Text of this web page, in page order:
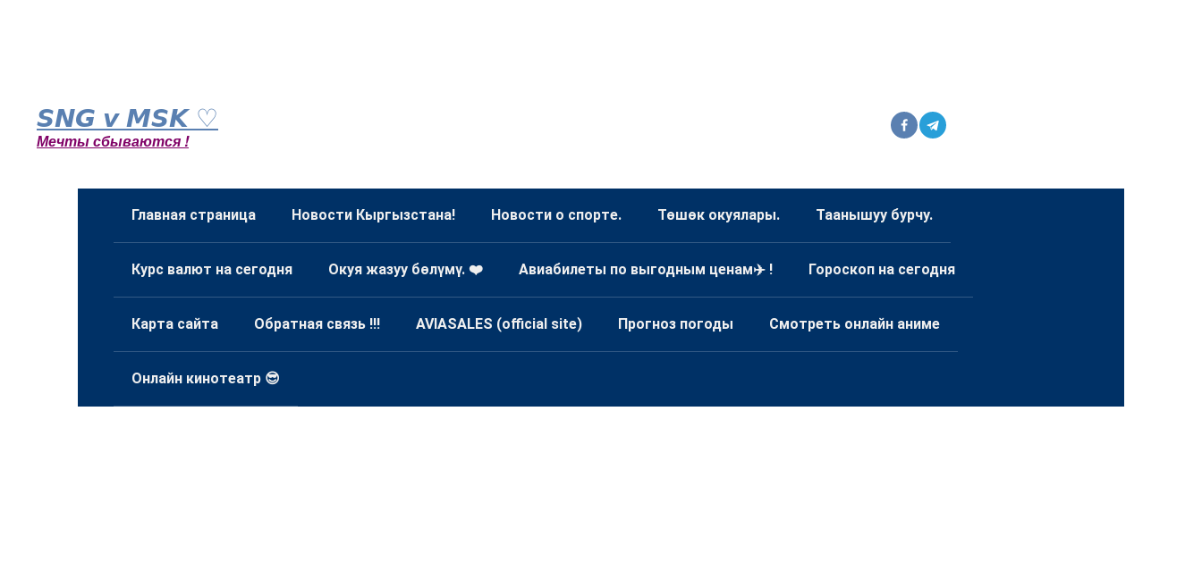
контенту𝙎𝙉𝙂 𝙫 𝙈𝙎𝙆 ♡
Мечты сбываются !
Главная страница Новости Кыргызстана! Новости о спорте. Төшөк окуялары. Таанышуу бурчу.
Курс валют на сегодня Окуя жазуу бөлүмү. ❤️ Авиабилеты по выгодным ценам✈️ ! Гороскоп на сегодня
Карта сайта Обратная связь !!! AVIASALES (official site) Прогноз погоды Смотреть онлайн аниме
Онлайн кинотеатр 😎